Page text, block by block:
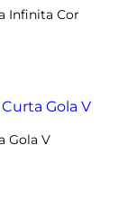
Infinita Cor
Gola V